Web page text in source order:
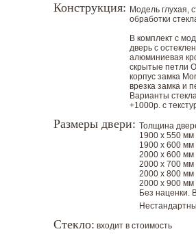
Конструкция: Модель глухая,
обработки
В комплект с
дверь с
алюминиевая
скрытые петли
корпус замка
врезка замка и
Варианты
+1000р. с
Размеры двери: Толщина
1900 х 550 мм
1900 х 600 мм
2000 х 600 мм
2000 х 700 мм
2000 х 800 мм
2000 х 900 мм
Без наценки.
Стекло: входит в стоимость